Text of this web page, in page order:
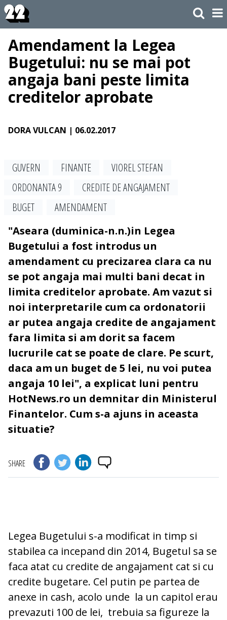
Amendament la Legea
Bugetului: nu se mai pot
angaja bani peste limita
creditelor aprobate
DORA VULCAN | 06.02.2017
GUVERN FINANTE
VIOREL STEFAN
ORDONANTA 9
CREDITE DE ANGAJAMENT
BUGET
AMENDAMENT
"Aseara (duminica-n.n.)in Legea
Bugetului a fost introdus un
amendament cu precizarea clara ca nu
se pot angaja mai multi bani decat in
limita creditelor aprobate. Am vazut si
noi interpretarile cum ca ordonatorii
ar putea angaja credite de angajament
fara limita si am dorit sa facem
lucrurile cat se poate de clare. Pe scurt,
daca am un buget de 5 lei, nu voi putea
angaja 10 lei", a explicat luni pentru
HotNews.ro un demnitar din Ministerul
Finantelor. Cum s-a ajuns in aceasta
situatie?
SHARE
Legea Bugetului s-a modificat in timp si
stabilea ca incepand din 2014, Bugetul sa se
faca atat cu credite de angajament cat si cu
credite bugetare. Cel putin pe partea de
anexe in cash, acolo unde la un capitol erau
prevazuti 100 de lei, trebuia sa figureze la